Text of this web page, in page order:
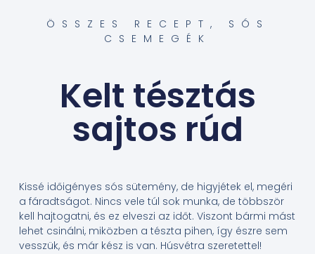
ÖSSZES RECEPT , SÓS
CSEMEGÉK
Kelt tésztás
sajtos rúd
Kissé időigényes sós sütemény, de higyjétek el, megéri
a fáradtságot. Nincs vele túl sok munka, de többször
kell hajtogatni, és ez elveszi az időt. Viszont bármi mást
lehet csinálni, miközben a tészta pihen, így észre sem
vesszük, és már kész is van. Húsvétra szeretettel!